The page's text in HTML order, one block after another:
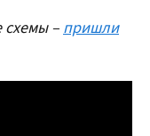
–пришли